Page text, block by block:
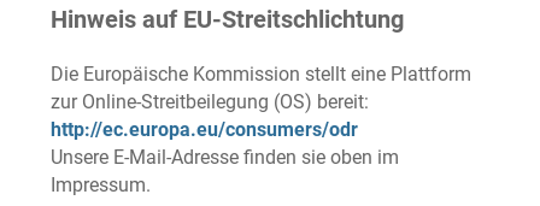
Hinweis auf EU-Streitschlichtung
Die Europäische Kommission stellt eine Plattform
zur Online-Streitbeilegung (OS) bereit:
http://ec.europa.eu/consumers/odr
Unsere E-Mail-Adresse finden sie oben im
Impressum.